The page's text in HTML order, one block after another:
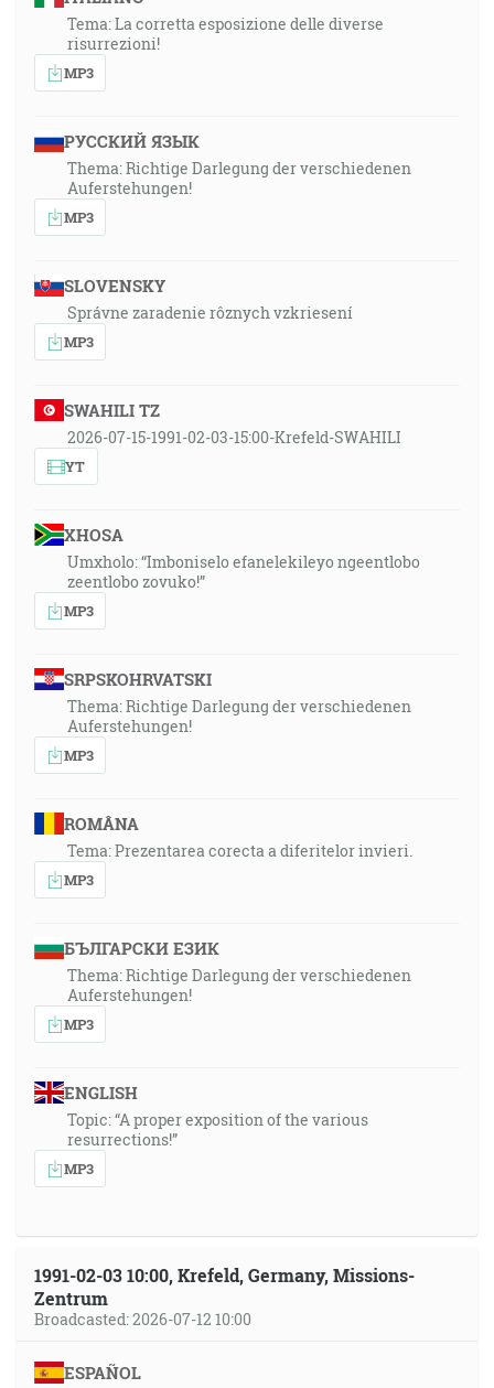
Tema: La corretta esposizione delle diverse
risurrezioni!
MP3
РУССКИЙ ЯЗЫК
Thema: Richtige Darlegung der verschiedenen
Auferstehungen!
MP3
SLOVENSKY
Správne zaradenie rôznych vzkriesení
MP3
SWAHILI TZ
2026-07-15-1991-02-03-15:00-Krefeld-SWAHILI
YT
XHOSA
Umxholo: “Imboniselo efanelekileyo ngeentlobo
zeentlobo zovuko!”
MP3
SRPSKOHRVATSKI
Thema: Richtige Darlegung der verschiedenen
Auferstehungen!
MP3
ROMÂNA
Tema: Prezentarea corecta a diferitelor invieri.
MP3
БЪЛГАРСКИ ЕЗИК
Thema: Richtige Darlegung der verschiedenen
Auferstehungen!
MP3
ENGLISH
Topic: “A proper exposition of the various
resurrections!”
MP3
1991-02-03 10:00, Krefeld, Germany, Missions-
Zentrum
Broadcasted: 2026-07-12 10:00
ESPAÑOL